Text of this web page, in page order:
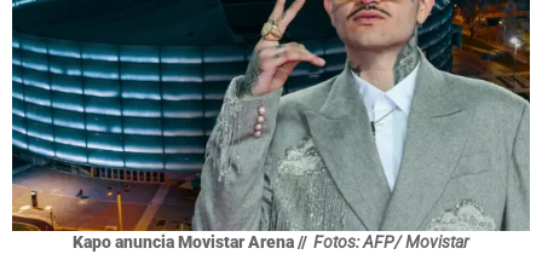
Kapo anuncia Movistar Arena // Fotos: AFP/ Movistar